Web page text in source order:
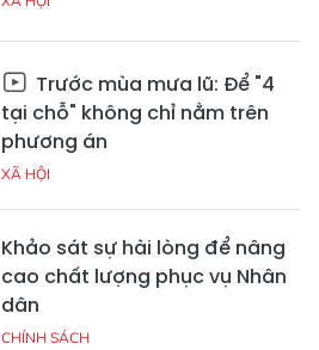
Trước mùa mưa lũ: Để "4
tại chỗ" không chỉ nằm trên
phương án
XÃ HỘI
Khảo sát sự hài lòng để nâng
cao chất lượng phục vụ Nhân
dân
CHÍNH SÁCH